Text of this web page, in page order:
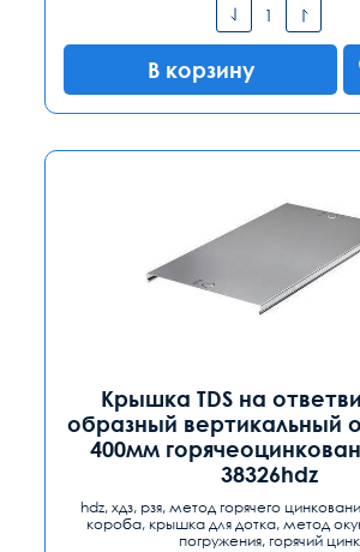
В корзину
Крышка TDS на
образный вертикальный
400мм
38326hdz
hdz, хдз, рзя, метод горячего
короба, крышка для дотка, метод
погружения, горячий цинк